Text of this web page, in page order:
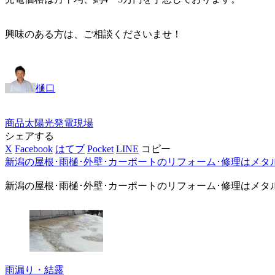
興味のある方は、ご相談くださいませ！
樋口
商品太陽光発電現場
シェアする
X Facebook はてブ Pocket LINE コピー
新潟の屋根･雨樋･外壁･カーポートのリフォーム･修理はメタ
新潟の屋根･雨樋･外壁･カーポートのリフォーム･修理はメタ
雨漏り・結露